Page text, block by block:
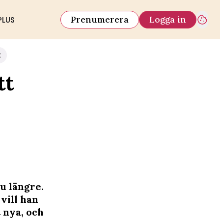
Prenumerera Logga in
längre.
han
och